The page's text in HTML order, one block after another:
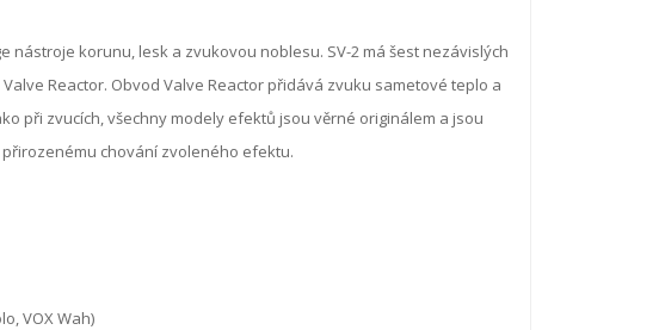
korunu, lesk a zvukovou noblesu. SV-2 má šest nezávislých
Reactor. Obvod Valve Reactor přidává zvuku sametové teplo a
při zvucích, všechny modely efektů jsou věrné originálem a jsou
chování zvoleného efektu.
VOX Wah)